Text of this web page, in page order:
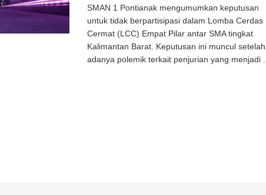
SMAN 1 Pontianak mengumumkan keputusan
untuk tidak berpartisipasi dalam Lomba Cerdas
Cermat (LCC) Empat Pilar antar SMA tingkat
Kalimantan Barat. Keputusan ini muncul setelah
adanya polemik terkait penjurian yang menjadi ...